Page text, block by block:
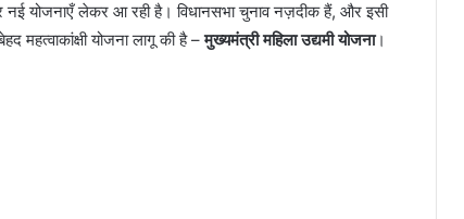
नई योजनाएँ लेकर आ रही है। विधानसभा चुनाव नज़दीक हैं, और इसी
महत्वाकांक्षी योजना लागू की है –मुख्यमंत्री महिला उद्यमी योजना।